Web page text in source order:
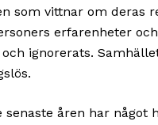
som vittnar om deras
erfarenheter
och ignorerats.
senaste åren har något